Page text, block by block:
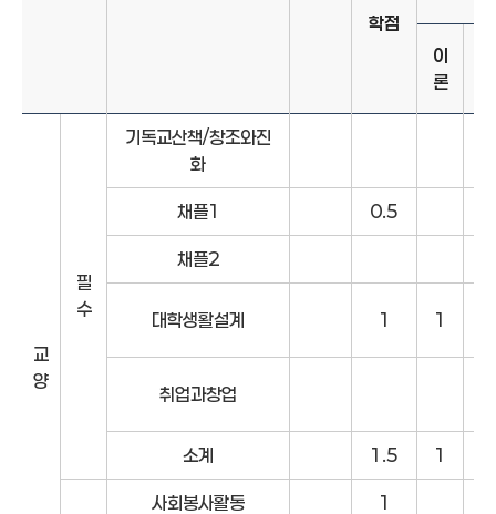
2025학년도 산업안전보건과 교육과정표 학년학기별 과목, 구분,
학점
이
론
교
양
필
수
기독교산책/창조와진
화
채플1 0.5
채플2
대학생활설계 1 1
취업과창업
소계 1.5 1
사회봉사활동 1